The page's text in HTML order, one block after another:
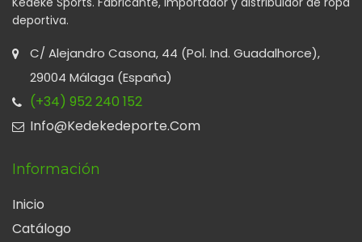
deportiva.
C/ Alejandro Casona, 44 (Pol. Ind. Guadalhorce),
29004 Málaga (España)
(+34) 952 240 152
Info@kedekedeporte.com
Información
Inicio
Catálogo